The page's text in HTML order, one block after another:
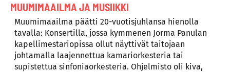
MUUMIMAAILMA JA MUSIIKKI
Muumimaailma päätti 20-vuotisjuhlansa hienolla
tavalla: Konsertilla, jossa kymmenen Jorma Panulan
kapellimestariopissa ollut näyttivät taitojaan
johtamalla laajennettua kamariorkesteria tai
supistettua sinfoniaorkesteria. Ohjelmisto oli kiva,